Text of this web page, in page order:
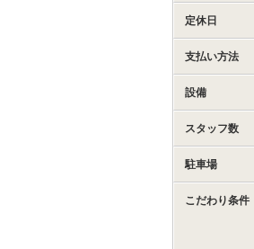
定休日
支払い方法
設備
スタッフ数
駐車場
こだわり条件